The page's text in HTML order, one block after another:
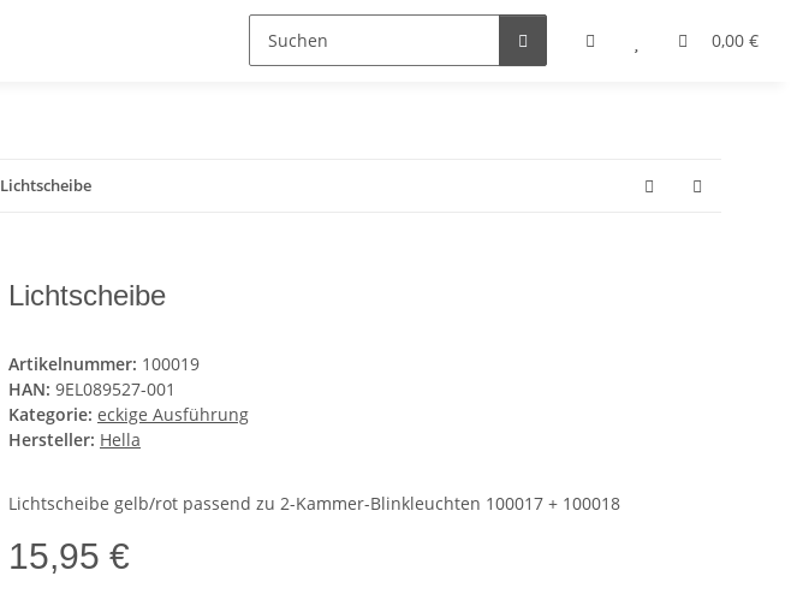
0,00 €
Lichtscheibe
Lichtscheibe
Artikelnummer: 100019
HAN: 9EL089527-001
Kategorie: eckige Ausführung
Hersteller: Hella
Lichtscheibe gelb/rot passend zu 2-Kammer-Blinkleuchten 100017 + 100018
15,95 €